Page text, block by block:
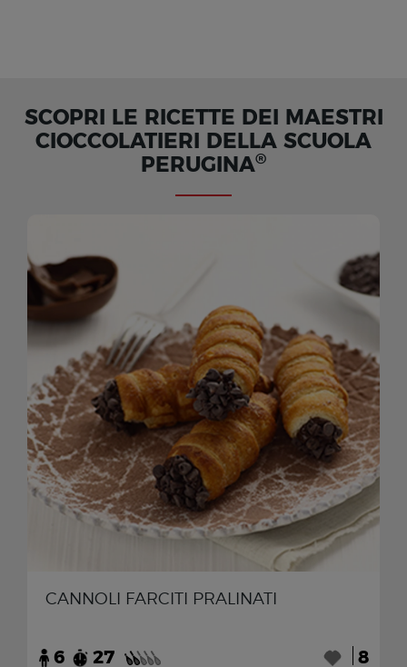
SCOPRI LE RICETTE DEI MAESTRI
CIOCCOLATIERI DELLA SCUOLA
PERUGINA®
CANNOLI FARCITI PRALINATI
6 27 8